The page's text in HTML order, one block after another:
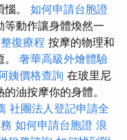
。 如何申請台胞證
動作讓身體煥然一
復療程 按摩的物理和
奢華高級外燴體驗
姨價格查詢 在玻里尼
油按摩你的身體。
社團法人登記申請全
如何申請台胞證 浪